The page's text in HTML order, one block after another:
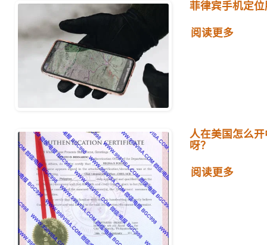
菲律宾手机定
阅读更多
人在美国怎么
呀？
阅读更多